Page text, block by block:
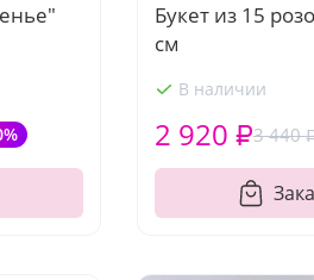
Букет из 15
см
В наличии
3 440
2 920 ₽